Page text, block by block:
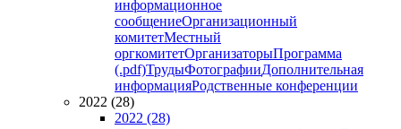
информационное
сообщениеОрганизационный
комитетМестный
оргкомитетОрганизаторыПрограмма
(.pdf)ТрудыФотографииДополнительная
информацияРодственные конференции
2022 (28)
2022 (28)